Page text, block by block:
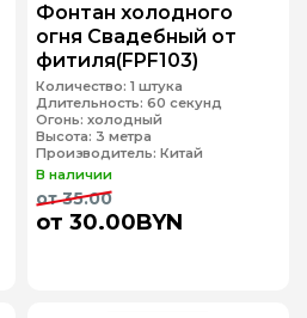
Фонтан холодного
огня Свадебный от
фитиля(FPF103)
Количество: 1 штука
Длительность: 60 секунд
Огонь: холодный
Высота: 3 метра
Производитель: Китай
В наличии
от 30.00BYN
от 35.00